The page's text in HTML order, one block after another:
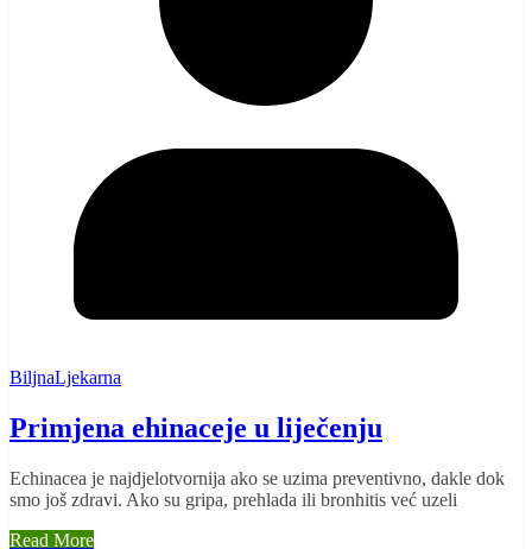
BiljnaLjekarna
Primjena ehinaceje u liječenju
Echinacea je najdjelotvornija ako se uzima preventivno, dakle dok
smo još zdravi. Ako su gripa, prehlada ili bronhitis već uzeli
Read More